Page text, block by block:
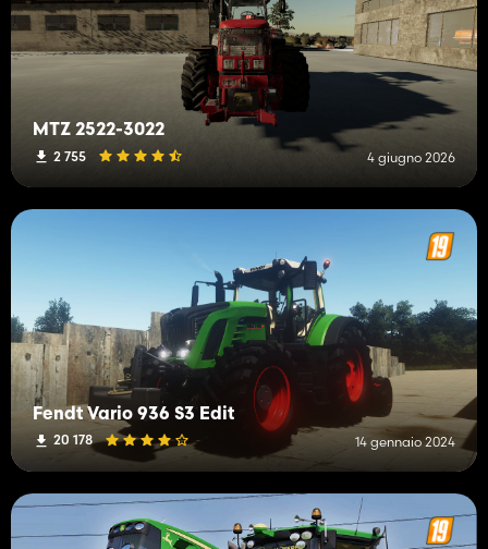
MTZ 2522-3022
2 755 4 giugno 2026
Fendt Vario 936 S3 Edit
20 178 14 gennaio 2024